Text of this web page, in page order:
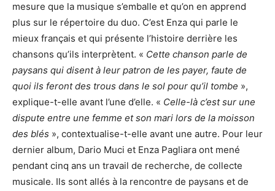
mesure que la musique s’emballe et qu’on en apprend
plus sur le répertoire du duo. C’est Enza qui parle le
mieux français et qui présente l’histoire derrière les
chansons qu’ils interprètent. « Cette chanson parle de
paysans qui disent à leur patron de les payer, faute de
quoi ils feront des trous dans le sol pour qu’il tombe »,
explique-t-elle avant l’une d’elle. « Celle-là c’est sur une
dispute entre une femme et son mari lors de la moisson
des blés », contextualise-t-elle avant une autre. Pour leur
dernier album, Dario Muci et Enza Pagliara ont mené
pendant cinq ans un travail de recherche, de collecte
musicale. Ils sont allés à la rencontre de paysans et de